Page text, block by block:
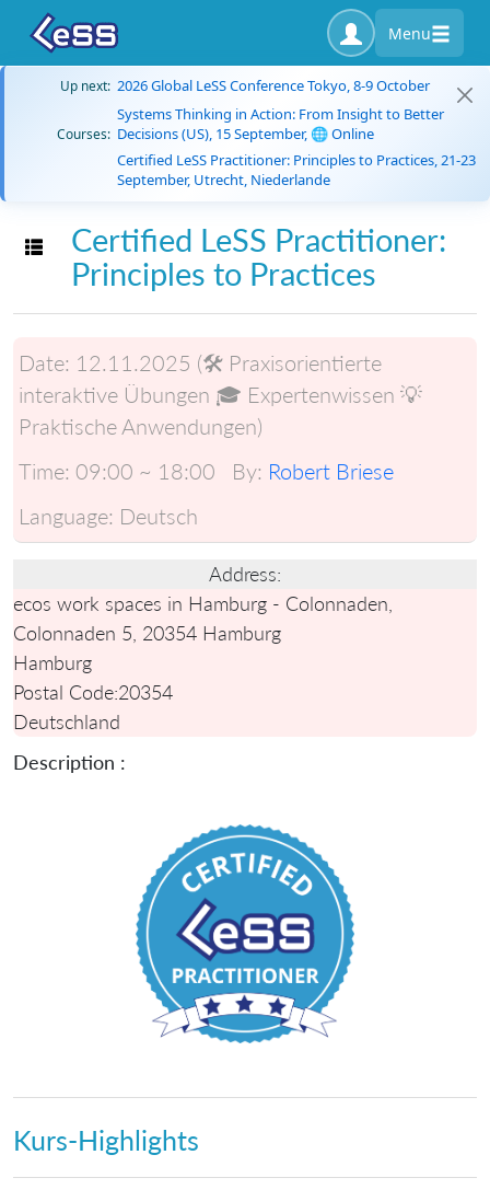
Menu
Up next: 2026 Global LeSS Conference Tokyo, 8-9 October
Courses:
Systems Thinking in Action: From Insight to Better
Decisions (US), 15 September, 🌐 Online
Certified LeSS Practitioner: Principles to Practices, 21-23
September, Utrecht, Niederlande
Toggle navigation
Certified LeSS Practitioner:
Principles to Practices
Date: 12.11.2025 (🛠️ Praxisorientierte
interaktive Übungen 🎓 Expertenwissen 💡
Praktische Anwendungen)
Time: 09:00 ~ 18:00 By: Robert Briese
Language: Deutsch
Address:
ecos work spaces in Hamburg - Colonnaden,
Colonnaden 5, 20354 Hamburg
Hamburg
Postal Code:20354
Deutschland
Description :
Kurs-Highlights